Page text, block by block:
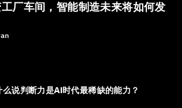
厂车间，智能制造未来将如何发
么说判断力是AI时代最稀缺的能力？